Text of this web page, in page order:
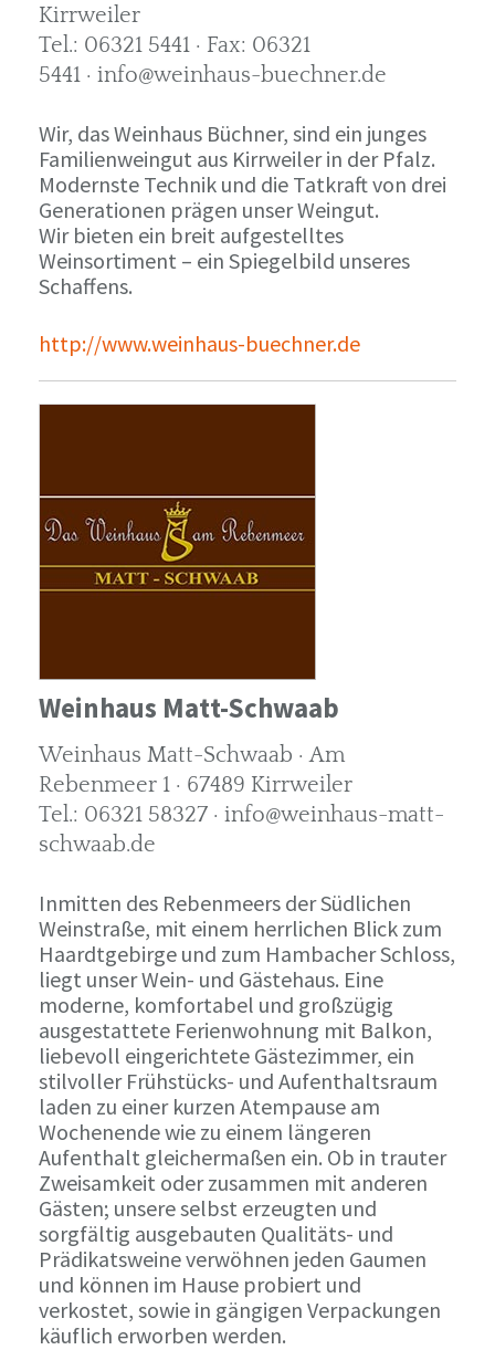
Kirrweiler
Tel.: 06321 5441 · Fax: 06321
5441 · info@weinhaus-buechner.de
Wir, das Weinhaus Büchner, sind ein junges
Familienweingut aus Kirrweiler in der Pfalz.
Modernste Technik und die Tatkraft von drei
Generationen prägen unser Weingut.
Wir bieten ein breit aufgestelltes
Weinsortiment – ein Spiegelbild unseres
Schaffens.
http://www.weinhaus-buechner.de
Weinhaus Matt-Schwaab
Weinhaus Matt-Schwaab · Am
Rebenmeer 1 · 67489 Kirrweiler
Tel.: 06321 58327 · info@weinhaus-matt-
schwaab.de
Inmitten des Rebenmeers der Südlichen
Weinstraße, mit einem herrlichen Blick zum
Haardtgebirge und zum Hambacher Schloss,
liegt unser Wein- und Gästehaus. Eine
moderne, komfortabel und großzügig
ausgestattete Ferienwohnung mit Balkon,
liebevoll eingerichtete Gästezimmer, ein
stilvoller Frühstücks- und Aufenthaltsraum
laden zu einer kurzen Atempause am
Wochenende wie zu einem längeren
Aufenthalt gleichermaßen ein. Ob in trauter
Zweisamkeit oder zusammen mit anderen
Gästen; unsere selbst erzeugten und
sorgfältig ausgebauten Qualitäts- und
Prädikatsweine verwöhnen jeden Gaumen
und können im Hause probiert und
verkostet, sowie in gängigen Verpackungen
käuflich erworben werden.